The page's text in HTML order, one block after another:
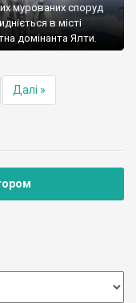
мурованих споруд
в місті
домінанта Ялти.
Далі »